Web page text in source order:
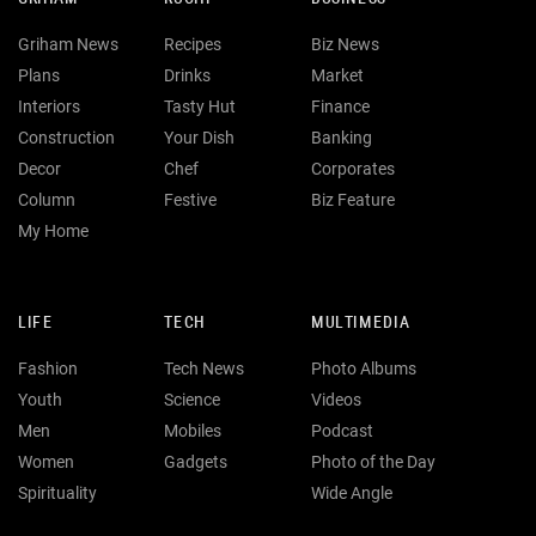
Griham News
Plans
Interiors
Construction
Decor
Column
My Home
Recipes
Drinks
Tasty Hut
Your Dish
Chef
Festive
Biz News
Market
Finance
Banking
Corporates
Biz Feature
LIFE
Fashion
Youth
Men
Women
Spirituality
TECH
Tech News
Science
Mobiles
Gadgets
MULTIMEDIA
Photo Albums
Videos
Podcast
Photo of the Day
Wide Angle